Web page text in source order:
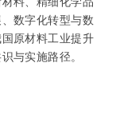
数字化转型与数
原材料工业提升
与实施路径。